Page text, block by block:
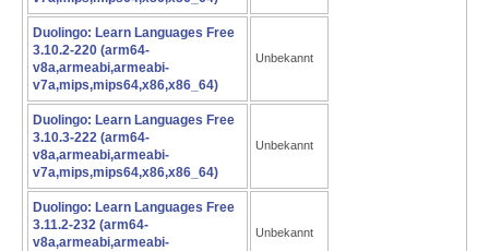
Duolingo: Learn Languages Free
3.10.2-220 (arm64-
v8a,armeabi,armeabi-
v7a,mips,mips64,x86,x86_64)
Unbekannt
Duolingo: Learn Languages Free
3.10.3-222 (arm64-
v8a,armeabi,armeabi-
v7a,mips,mips64,x86,x86_64)
Unbekannt
Duolingo: Learn Languages Free
3.11.2-232 (arm64-
v8a,armeabi,armeabi-
Unbekannt